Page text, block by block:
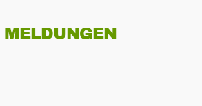
MELDUNGEN